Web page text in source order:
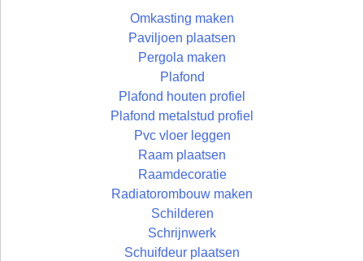
Omkasting maken
Paviljoen plaatsen
Pergola maken
Plafond
Plafond houten profiel
Plafond metalstud profiel
Pvc vloer leggen
Raam plaatsen
Raamdecoratie
Radiatorombouw maken
Schilderen
Schrijnwerk
Schuifdeur plaatsen